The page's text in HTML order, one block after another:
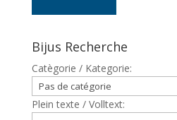
Bijus Recherche
Catègorie / Kategorie:
Plein texte / Volltext: